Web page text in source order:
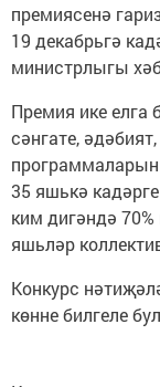
премиясенә
19 декабрьгә
министрлыгы
Премия ике елга
сәнгате,
35 яшькә
ким дигәндә
яшьләр
Конкурс
көнне билгеле